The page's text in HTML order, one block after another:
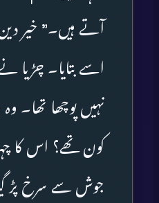
آتے ہیں۔” خیر
اسے بتایا۔ چڑیا
نہیں پوچھا تھا۔
کون تھے؟ اس کا
جوش سے سرخ پڑ